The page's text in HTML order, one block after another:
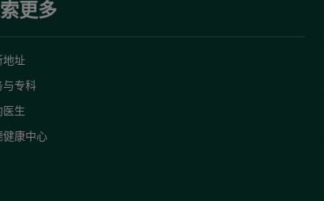
更多
地址
与专科
医生
健康中心